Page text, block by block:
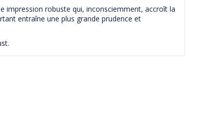
impression robuste qui, inconsciemment, accroît la
entraîne une plus grande prudence et